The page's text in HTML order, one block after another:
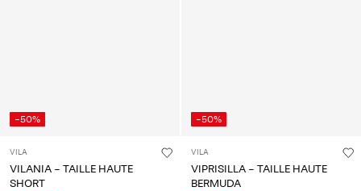
-50%
VILA
VILANIA - TAILLE HAUTE
SHORT
-50%
VILA
VIPRISILLA - TAILLE HAUTE
BERMUDA